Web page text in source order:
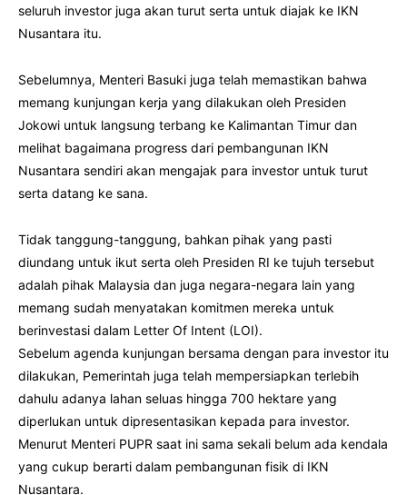
seluruh investor juga akan turut serta untuk diajak ke IKN
Nusantara itu.
Sebelumnya, Menteri Basuki juga telah memastikan bahwa
memang kunjungan kerja yang dilakukan oleh Presiden
Jokowi untuk langsung terbang ke Kalimantan Timur dan
melihat bagaimana progress dari pembangunan IKN
Nusantara sendiri akan mengajak para investor untuk turut
serta datang ke sana.
Tidak tanggung-tanggung, bahkan pihak yang pasti
diundang untuk ikut serta oleh Presiden RI ke tujuh tersebut
adalah pihak Malaysia dan juga negara-negara lain yang
memang sudah menyatakan komitmen mereka untuk
berinvestasi dalam Letter Of Intent (LOI).
Sebelum agenda kunjungan bersama dengan para investor itu
dilakukan, Pemerintah juga telah mempersiapkan terlebih
dahulu adanya lahan seluas hingga 700 hektare yang
diperlukan untuk dipresentasikan kepada para investor.
Menurut Menteri PUPR saat ini sama sekali belum ada kendala
yang cukup berarti dalam pembangunan fisik di IKN
Nusantara.